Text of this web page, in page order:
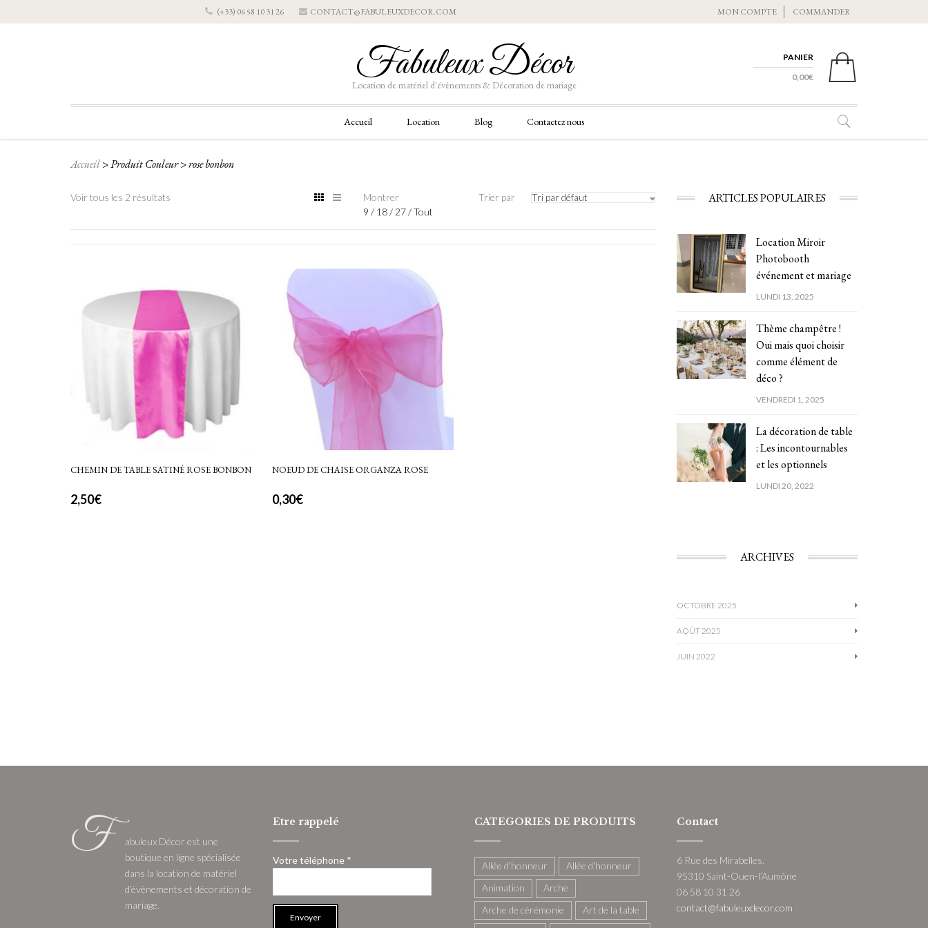
(+33) 06 58 10 31 26 CONTACT@FABULEUXDECOR.COM MON COMPTE COMMANDER
Fabuleux Décor
Location de matériel d'évènements & Décoration de mariage
PANIER
0,00€
Aller
contenu
Accueil Location Blog Contactez nous
Accueil>Produit Couleur>rose bonbon
Voir tous les 2 résultats
Montrer
9 / 18/ 27/Tout
Trier par Tri par défaut
CHEMIN DE TABLE SATINÉ ROSE BONBON
2,50€
NOEUD DE CHAISE ORGANZA ROSE
0,30€
ARTICLES POPULAIRES
Location Miroir
Photobooth
événement et mariage
LUNDI 13, 2025
Thème champêtre !
Oui mais quoi choisir
comme élément de
déco ?
VENDREDI 1, 2025
La décoration de table
: Les incontournables
et les optionnels
LUNDI 20, 2022
ARCHIVES
OCTOBRE 2025
AOÛT 2025
JUIN 2022
F
abuleux Décor est une
boutique en ligne spécialisée
dans la location de matériel
d’évènements et décoration de
mariage.
Etre rappelé
Votre téléphone *
CATEGORIES DE PRODUITS
Allée d'honneur
Allée d'honneur
Animation
Arche
Arche de cérémonie
Art de la table
Contact
6 Rue des Mirabelles,
95310 Saint-Ouen-l’Aumône
06 58 10 31 26
contact@fabuleuxdecor.com